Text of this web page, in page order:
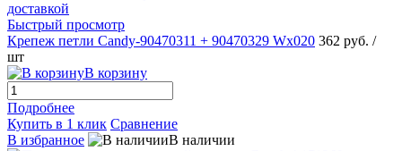
Быстрый просмотр
Крепеж петли Candy-90470311 + 90470329 Wx020 362 руб. /
шт
В корзину
Подробнее
Купить в 1 клик Сравнение
В избранное
В наличии